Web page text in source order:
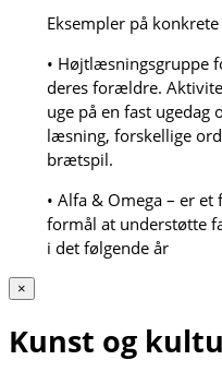
Eksempler på
• Højtlæsningsgruppe
deres forældre.
uge på en fast
læsning, forskellige
brætspil.
• Alfa & Omega – er
formål at understøtte
i det følgende år
×
Kunst og